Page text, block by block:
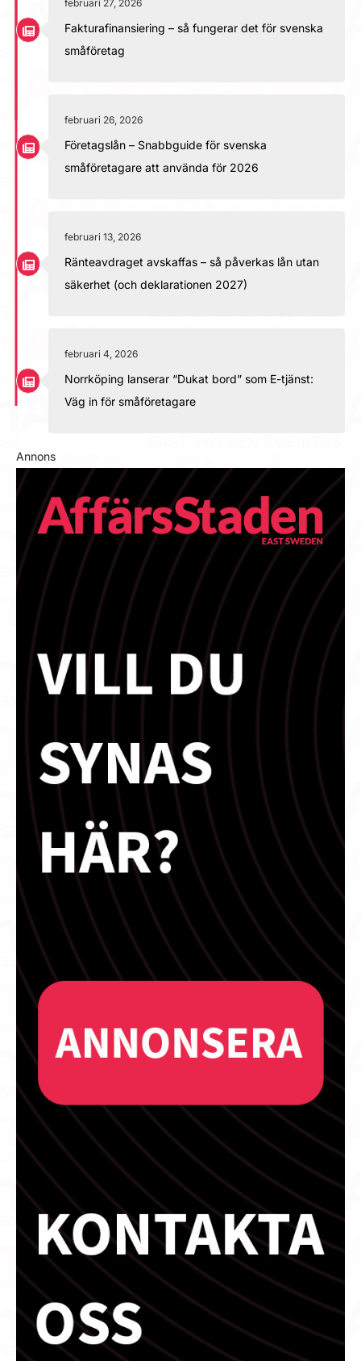
februari 27, 2026
Fakturafinansiering – så fungerar det för svenska
småföretag
februari 26, 2026
Företagslån – Snabbguide för svenska
småföretagare att använda för 2026
februari 13, 2026
Ränteavdraget avskaffas – så påverkas lån utan
säkerhet (och deklarationen 2027)
februari 4, 2026
Norrköping lanserar “Dukat bord” som E-tjänst:
Väg in för småföretagare
Annons